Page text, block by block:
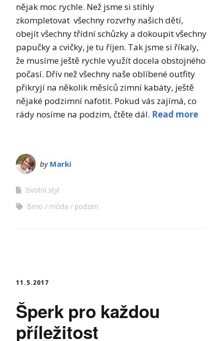
nějak moc rychle. Než jsme si stihly
zkompletovat všechny rozvrhy našich dětí,
obejít všechny třídní schůzky a dokoupit všechny
papučky a cvičky, je tu říjen. Tak jsme si říkaly,
že musíme ještě rychle využít docela obstojného
počasí. Dřív než všechny naše oblíbené outfity
přikryjí na několik měsíců zimní kabáty, ještě
nějaké podzimní nafotit. Pokud vás zajímá, co
rády nosíme na podzim, čtěte dál. Read more
by Marki
životní styl
Brno
móda podzim
11.5.2017
Šperk pro každou
příležitost